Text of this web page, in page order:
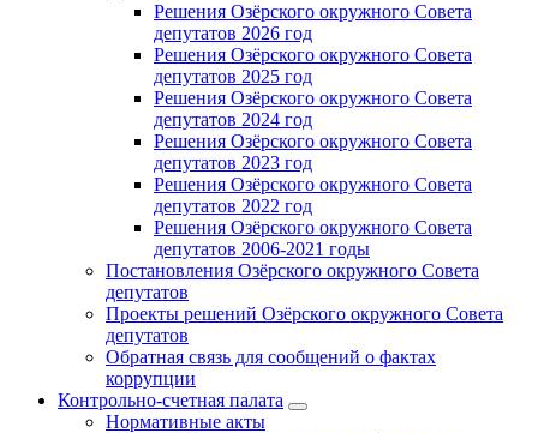
Решения Озёрского окружного Совета
депутатов 2026 год
Решения Озёрского окружного Совета
депутатов 2025 год
Решения Озёрского окружного Совета
депутатов 2024 год
Решения Озёрского окружного Совета
депутатов 2023 год
Решения Озёрского окружного Совета
депутатов 2022 год
Решения Озёрского окружного Совета
депутатов 2006-2021 годы
Постановления Озёрского окружного Совета
депутатов
Проекты решений Озёрского окружного Совета
депутатов
Обратная связь для сообщений о фактах
коррупции
Контрольно-счетная палата
Нормативные акты